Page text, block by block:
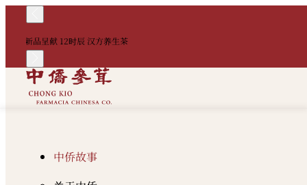
新品呈献 12时辰 汉方养生茶
中侨故事